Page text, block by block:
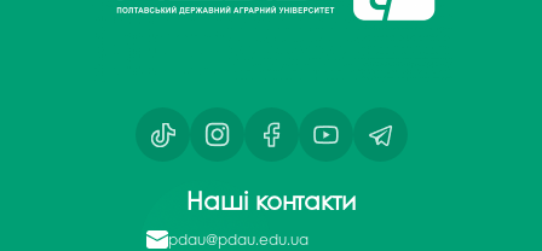
Наші контакти
pdau@pdau.edu.ua